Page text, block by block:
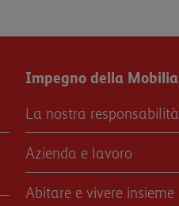
Impegno della
La nostra responsabilità
Azienda e lavoro
Abitare e vivere insieme